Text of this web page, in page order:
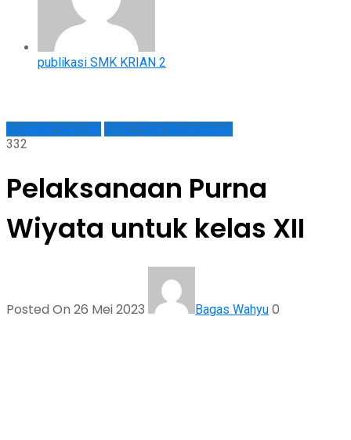
publikasi SMK KRIAN 2
Kegiatan Sekolah SMK Pusat Keunggulan
332
Pelaksanaan Purna
Wiyata untuk kelas XII
Posted On 26 Mei 2023 Bagas Wahyu 0